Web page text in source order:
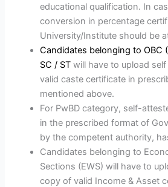
educational qualification. In
conversion in percentage
University/Institute should be
Candidates belonging to OBC
SC / ST will have to upload
valid caste certificate in
mentioned above.
For PwBD category, self-
in the prescribed format of
by the competent authority,
Candidates belonging to
Sections (EWS) will have to
copy of valid Income & Asset